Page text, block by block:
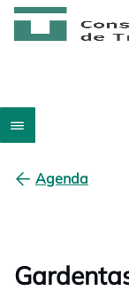
Agenda